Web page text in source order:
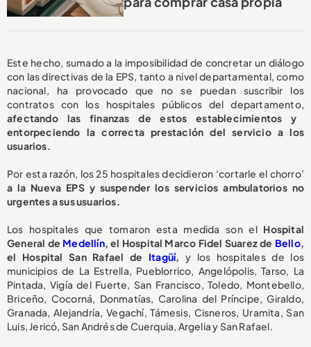
Este hecho, sumado a la imposibilidad de concretar un diálogo
con las directivas de la EPS, tanto a nivel departamental, como
nacional, ha provocado que no se puedan suscribir los
contratos con los hospitales públicos del departamento,
afectando las finanzas de estos establecimientos y
entorpeciendo la correcta prestación del servicio a los
usuarios.
Por esta razón, los 25 hospitales decidieron ‘cortarle el chorro’
a la Nueva EPS y suspender los servicios ambulatorios no
urgentes a sus usuarios.
Los hospitales que tomaron esta medida son el Hospital
General de Medellín, el Hospital Marco Fidel Suarez de Bello,
el Hospital San Rafael de Itagüí, y los hospitales de los
municipios de La Estrella, Pueblorrico, Angelópolis, Tarso, La
Pintada, Vigía del Fuerte, San Francisco, Toledo, Montebello,
Briceño, Cocorná, Donmatías, Carolina del Príncipe, Giraldo,
Granada, Alejandría, Vegachí, Támesis, Cisneros, Uramita, San
Luis, Jericó, San Andrés de Cuerquia, Argelia y San Rafael.